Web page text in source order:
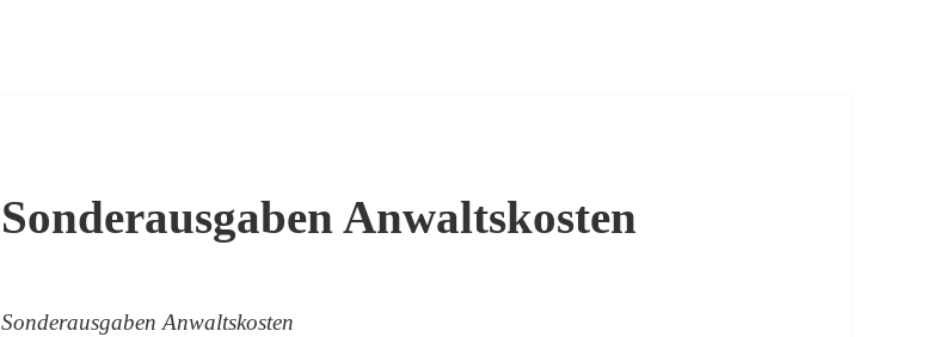
Sonderausgaben Anwaltskosten
Sonderausgaben Anwaltskosten